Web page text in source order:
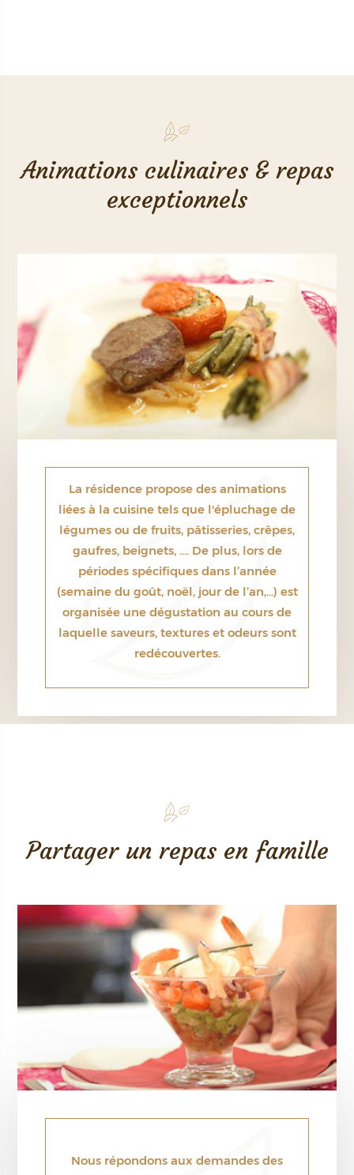
Animations culinaires & repas
exceptionnels
La résidence propose des animations
liées à la cuisine tels que l'épluchage de
légumes ou de fruits, pâtisseries, crêpes,
gaufres, beignets, .... De plus, lors de
périodes spécifiques dans l’année
(semaine du goût, noël, jour de l’an,...) est
organisée une dégustation au cours de
laquelle saveurs, textures et odeurs sont
redécouvertes.
Partager un repas en famille
Nous répondons aux demandes des